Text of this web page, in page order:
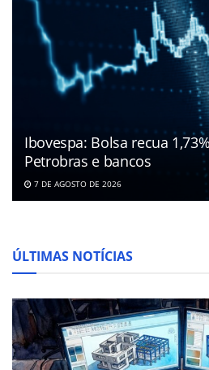
Ibovespa: Bolsa recua
Petrobras e bancos
7 DE AGOSTO DE 2026
ÚLTIMAS NOTÍCIAS